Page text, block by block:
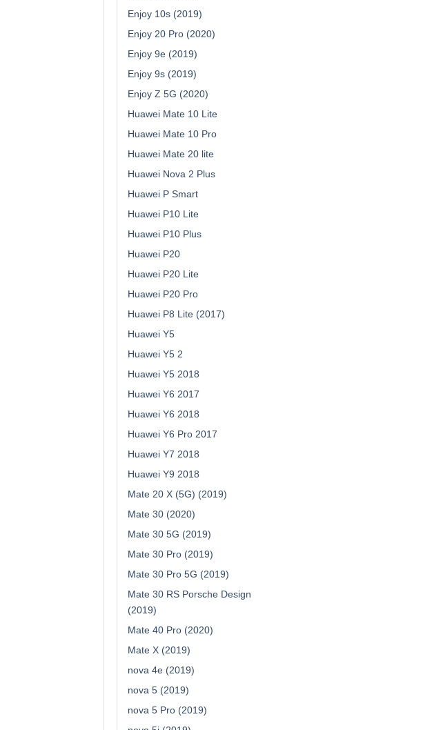
Enjoy 10s (2019)
Enjoy 20 Pro (2020)
Enjoy 9e (2019)
Enjoy 9s (2019)
Enjoy Z 5G (2020)
Huawei Mate 10 Lite
Huawei Mate 10 Pro
Huawei Mate 20 lite
Huawei Nova 2 Plus
Huawei P Smart
Huawei P10 Lite
Huawei P10 Plus
Huawei P20
Huawei P20 Lite
Huawei P20 Pro
Huawei P8 Lite (2017)
Huawei Y5
Huawei Y5 2
Huawei Y5 2018
Huawei Y6 2017
Huawei Y6 2018
Huawei Y6 Pro 2017
Huawei Y7 2018
Huawei Y9 2018
Mate 20 X (5G) (2019)
Mate 30 (2020)
Mate 30 5G (2019)
Mate 30 Pro (2019)
Mate 30 Pro 5G (2019)
Mate 30 RS Porsche Design
(2019)
Mate 40 Pro (2020)
Mate X (2019)
nova 4e (2019)
nova 5 (2019)
nova 5 Pro (2019)